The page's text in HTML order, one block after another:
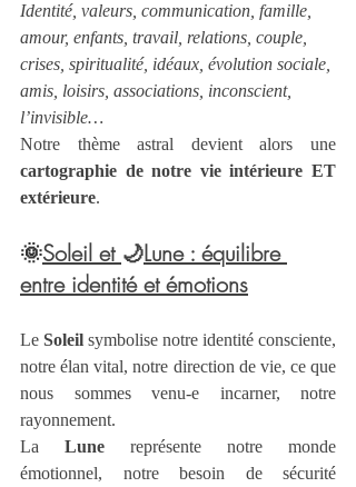
Identité, valeurs, communication, famille,
amour, enfants, travail, relations, couple,
crises, spiritualité, idéaux, évolution sociale,
amis, loisirs, associations, inconscient,
l’invisible…
cartographie de notre vie intérieure ET
extérieure.
🌞Soleil et 🌙Lune : équilibre
entre identité et émotions
Le Soleil symbolise notre identité consciente,
notre élan vital, notre direction de vie, ce que
nous sommes venu-e incarner, notre
rayonnement.
La Lune représente notre monde
émotionnel, notre besoin de sécurité